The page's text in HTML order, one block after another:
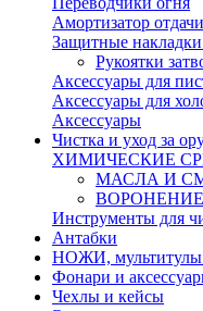
Амортизатор отдачи
Защитные
Рукоятки
Аксессуары для
Аксессуары для
Аксессуары
Чистка и уход за
ХИМИЧЕСКИЕ
МАСЛА И
ВОРОНЕНИЕ
Инструменты для
Антабки
НОЖИ, мультитулы
Фонари и
Чехлы и кейсы